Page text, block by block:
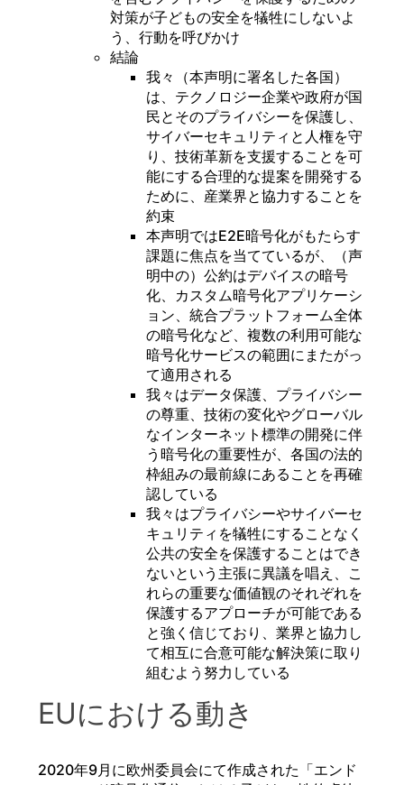
対策が子どもの安全を犠牲にしないよ
う、行動を呼びかけ
結論
我々（本声明に署名した各国）
は、テクノロジー企業や政府が国
民とそのプライバシーを保護し、
サイバーセキュリティと人権を守
り、技術革新を支援することを可
能にする合理的な提案を開発する
ために、産業界と協力することを
約束
本声明ではE2E暗号化がもたらす
課題に焦点を当てているが、（声
明中の）公約はデバイスの暗号
化、カスタム暗号化アプリケーシ
ョン、統合プラットフォーム全体
の暗号化など、複数の利用可能な
暗号化サービスの範囲にまたがっ
て適用される
我々はデータ保護、プライバシー
の尊重、技術の変化やグローバル
なインターネット標準の開発に伴
う暗号化の重要性が、各国の法的
枠組みの最前線にあることを再確
認している
我々はプライバシーやサイバーセ
キュリティを犠牲にすることなく
公共の安全を保護することはでき
ないという主張に異議を唱え、こ
れらの重要な価値観のそれぞれを
保護するアプローチが可能である
と強く信じており、業界と協力し
て相互に合意可能な解決策に取り
組むよう努力している
EUにおける動き
2020年9月に欧州委員会にて作成された「エンド